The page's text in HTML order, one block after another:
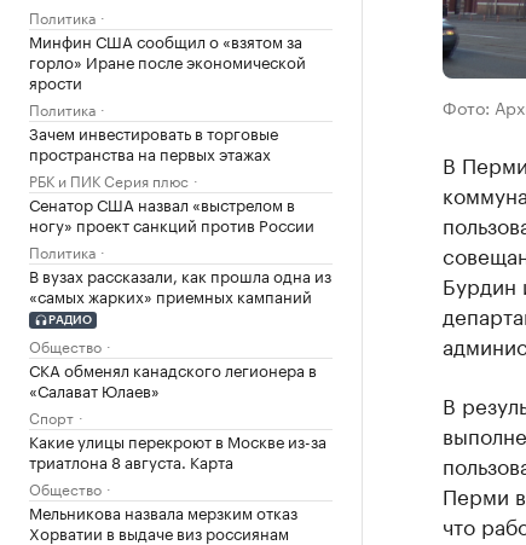
Политика
Минфин США сообщил о «взятом за
горло» Иране после экономической
ярости
Политика
Зачем инвестировать в торговые
пространства на первых этажах
РБК и ПИК Серия плюс
Сенатор США назвал «выстрелом в
ногу» проект санкций против России
Политика
В вузах рассказали, как прошла одна из
«самых жарких» приемных кампаний
РАДИО
Общество
СКА обменял канадского легионера в
«Салават Юлаев»
Спорт
Какие улицы перекроют в Москве из-за
триатлона 8 августа. Карта
Общество
Мельникова назвала мерзким отказ
Хорватии в выдаче виз россиянам
Фото:
В
Бурдин
В
Перми
что